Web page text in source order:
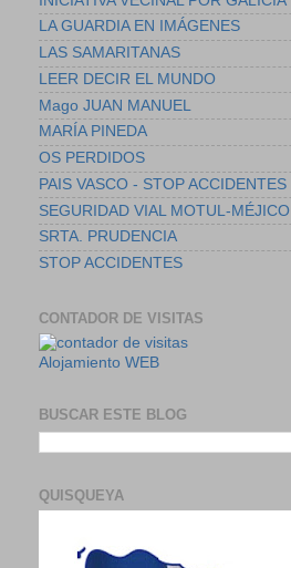
LA GUARDIA EN IMÁGENES
LAS SAMARITANAS
LEER DECIR EL MUNDO
Mago JUAN MANUEL
MARÍA PINEDA
OS PERDIDOS
PAIS VASCO - STOP ACCIDENTES
SEGURIDAD VIAL MOTUL-MÉJICO
SRTA. PRUDENCIA
STOP ACCIDENTES
CONTADOR DE VISITAS
Alojamiento WEB
BUSCAR ESTE BLOG
QUISQUEYA